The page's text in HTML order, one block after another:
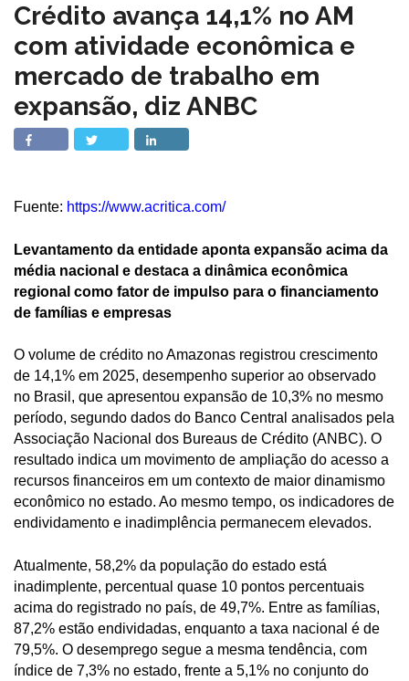
Crédito avança 14,1% no AM
com atividade econômica e
mercado de trabalho em
expansão, diz ANBC
Fuente: https://www.acritica.com/
Levantamento da entidade aponta expansão acima da
média nacional e destaca a dinâmica econômica
regional como fator de impulso para o financiamento
de famílias e empresas
O volume de crédito no Amazonas registrou crescimento
de 14,1% em 2025, desempenho superior ao observado
no Brasil, que apresentou expansão de 10,3% no mesmo
período, segundo dados do Banco Central analisados pela
Associação Nacional dos Bureaus de Crédito (ANBC). O
resultado indica um movimento de ampliação do acesso a
recursos financeiros em um contexto de maior dinamismo
econômico no estado. Ao mesmo tempo, os indicadores de
endividamento e inadimplência permanecem elevados.
Atualmente, 58,2% da população do estado está
inadimplente, percentual quase 10 pontos percentuais
acima do registrado no país, de 49,7%. Entre as famílias,
87,2% estão endividadas, enquanto a taxa nacional é de
79,5%. O desemprego segue a mesma tendência, com
índice de 7,3% no estado, frente a 5,1% no conjunto do